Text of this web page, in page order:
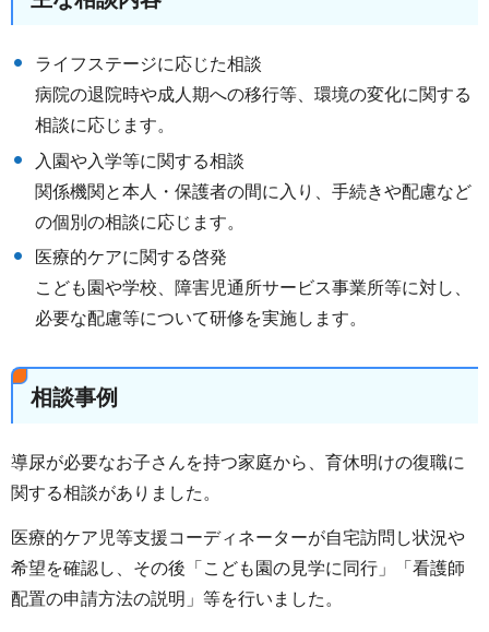
ライフステージに応じた相談
病院の退院時や成人期への移行等、環境の変化に関する
相談に応じます。
入園や入学等に関する相談
関係機関と本人・保護者の間に入り、手続きや配慮など
の個別の相談に応じます。
医療的ケアに関する啓発
こども園や学校、障害児通所サービス事業所等に対し、
必要な配慮等について研修を実施します。
相談事例
導尿が必要なお子さんを持つ家庭から、育休明けの復職に
関する相談がありました。
医療的ケア児等支援コーディネーターが自宅訪問し状況や
希望を確認し、その後「こども園の見学に同行」「看護師
配置の申請方法の説明」等を行いました。